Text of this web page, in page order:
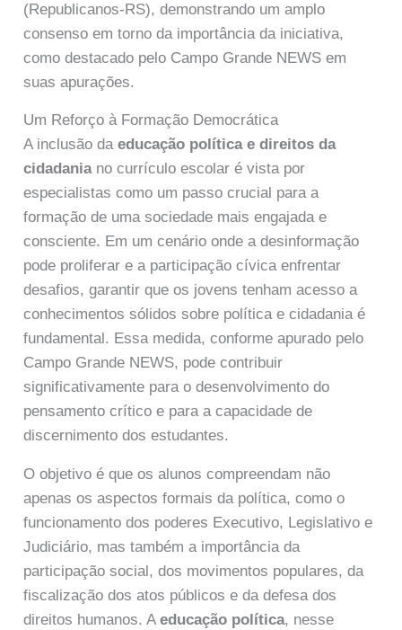
(Republicanos-RS), demonstrando um amplo
consenso em torno da importância da iniciativa,
como destacado pelo Campo Grande NEWS em
suas apurações.
Um Reforço à Formação Democrática
A inclusão daeducação política e direitos da
cidadaniano currículo escolar é vista por
especialistas como um passo crucial para a
formação de uma sociedade mais engajada e
consciente. Em um cenário onde a desinformação
pode proliferar e a participação cívica enfrentar
desafios, garantir que os jovens tenham acesso a
conhecimentos sólidos sobre política e cidadania é
fundamental. Essa medida, conforme apurado pelo
Campo Grande NEWS, pode contribuir
significativamente para o desenvolvimento do
pensamento crítico e para a capacidade de
discernimento dos estudantes.
O objetivo é que os alunos compreendam não
apenas os aspectos formais da política, como o
funcionamento dos poderes Executivo, Legislativo e
Judiciário, mas também a importância da
participação social, dos movimentos populares, da
fiscalização dos atos públicos e da defesa dos
direitos humanos. Aeducação política, nesse